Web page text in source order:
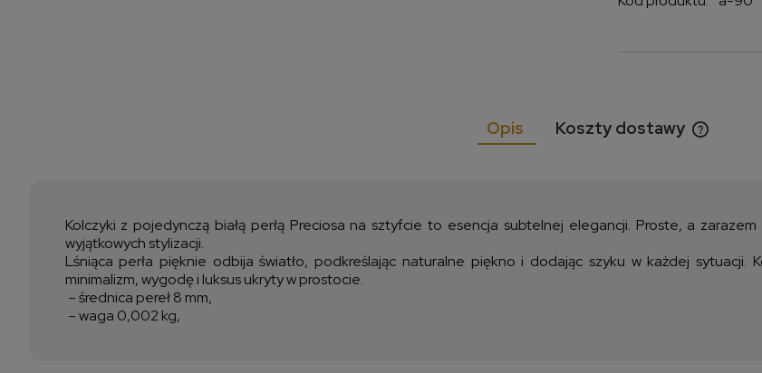
Opis Koszty dostawy
Kolczyki z pojedynczą białą perłą Preciosa na sztyfcie to esencja subtelnej elegancji. Proste, a
wyjątkowych stylizacji.
Lśniąca perła pięknie odbija światło, podkreślając naturalne piękno i dodając szyku w każdej
minimalizm, wygodę i luksus ukryty w prostocie.
– średnica pereł 8 mm,
– waga 0,002 kg,